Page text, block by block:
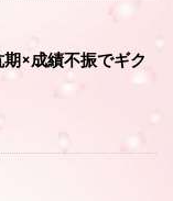
×成績不振でギク